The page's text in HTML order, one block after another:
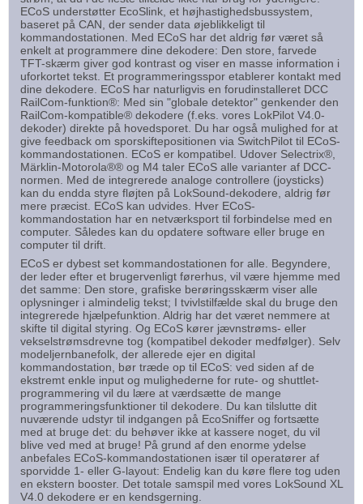
ECoS understøtter EcoSlink, et højhastighedsbussystem,
baseret på CAN, der sender data øjeblikkeligt til
kommandostationen. Med ECoS har det aldrig før været så
enkelt at programmere dine dekodere: Den store, farvede
TFT-skærm giver god kontrast og viser en masse information i
uforkortet tekst. Et programmeringsspor etablerer kontakt med
dine dekodere. ECoS har naturligvis en forudinstalleret DCC
RailCom-funktion®: Med sin "globale detektor" genkender den
RailCom-kompatible® dekodere (f.eks. vores LokPilot V4.0-
dekoder) direkte på hovedsporet. Du har også mulighed for at
give feedback om sporskiftepositionen via SwitchPilot til ECoS-
kommandostationen. ECoS er kompatibel. Udover Selectrix®,
Märklin-Motorola®® og M4 taler ECoS alle varianter af DCC-
normen. Med de integrerede analoge controllere (joysticks)
kan du endda styre fløjten på LokSound-dekodere, aldrig før
mere præcist. ECoS kan udvides. Hver ECoS-
kommandostation har en netværksport til forbindelse med en
computer. Således kan du opdatere software eller bruge en
computer til drift.
ECoS er dybest set kommandostationen for alle. Begyndere,
der leder efter et brugervenligt førerhus, vil være hjemme med
det samme: Den store, grafiske berøringsskærm viser alle
oplysninger i almindelig tekst; I tvivlstilfælde skal du bruge den
integrerede hjælpefunktion. Aldrig har det været nemmere at
skifte til digital styring. Og ECoS kører jævnstrøms- eller
vekselstrømsdrevne tog (kompatibel dekoder medfølger). Selv
modeljernbanefolk, der allerede ejer en digital
kommandostation, bør træde op til ECoS: ved siden af de
ekstremt enkle input og mulighederne for rute- og shuttlet-
programmering vil du lære at værdsætte de mange
programmeringsfunktioner til dekodere. Du kan tilslutte dit
nuværende udstyr til indgangen på EcoSniffer og fortsætte
med at bruge det: du behøver ikke at kassere noget, du vil
blive ved med at bruge! På grund af den enorme ydelse
anbefales ECoS-kommandostationen især til operatører af
sporvidde 1- eller G-layout: Endelig kan du køre flere tog uden
en ekstern booster. Det totale samspil med vores LokSound XL
V4.0 dekodere er en kendsgerning.